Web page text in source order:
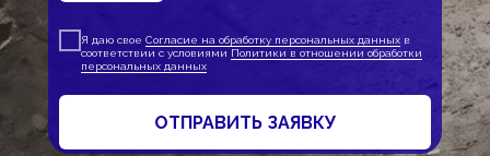
Я даю свое Согласие на обработку персональных данных в
соответствии с условиями Политики в отношении обработки
персональных данных
ОТПРАВИТЬ ЗАЯВКУ
ООО "КАМЫШИНСКИЙ ЗАВОД
БУРОВОГО ИНСТРУМЕНТА"
kzbi@kzbi.ru